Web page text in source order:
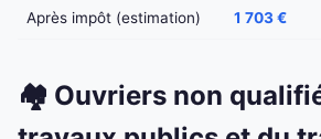
Après impôt (estimation) 1 703 €
🏘️ Ouvriers non